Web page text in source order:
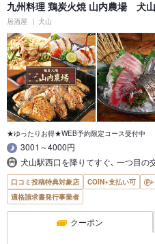
九州料理 鶏炭火焼 山内農場 犬
居酒屋 犬山
★ゆったりお得★WEB予約限定コース受付中
3001～4000円
犬山駅西口を降りてすぐ､ 一つ目の
口コミ投稿特典対象店 COIN+支払い可
適格請求書発行事業者
クーポン